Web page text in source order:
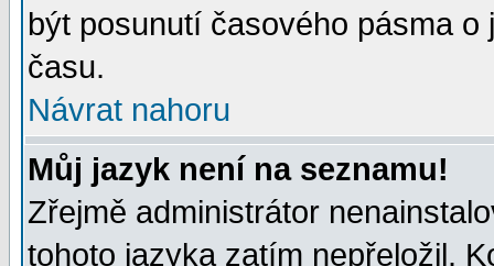
být posunutí časového pásma
času.
Návrat nahoru
Můj jazyk není na seznamu!
Zřejmě administrátor
tohoto jazyka zatím nepřeložil.